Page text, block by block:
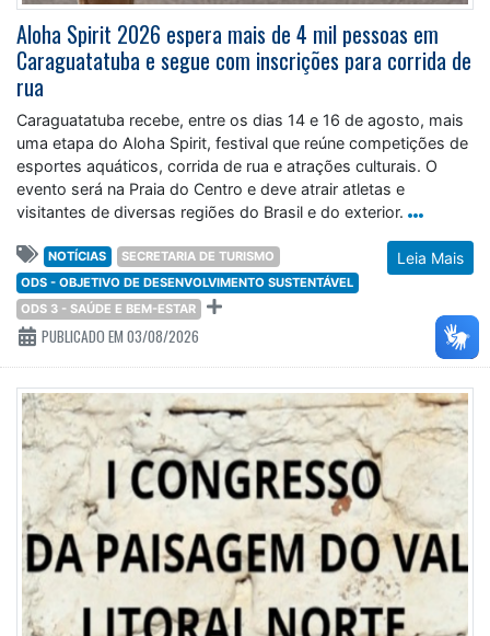
Aloha Spirit 2026 espera mais de 4 mil pessoas em
Caraguatatuba e segue com inscrições para corrida de
rua
Caraguatatuba recebe, entre os dias 14 e 16 de agosto, mais
uma etapa do Aloha Spirit, festival que reúne competições de
esportes aquáticos, corrida de rua e atrações culturais. O
evento será na Praia do Centro e deve atrair atletas e
visitantes de diversas regiões do Brasil e do exterior.
Leia Mais
NOTÍCIAS
SECRETARIA DE TURISMO
ODS - OBJETIVO DE DESENVOLVIMENTO SUSTENTÁVEL
ODS 3 - SAÚDE E BEM-ESTAR
PUBLICADO EM 03/08/2026